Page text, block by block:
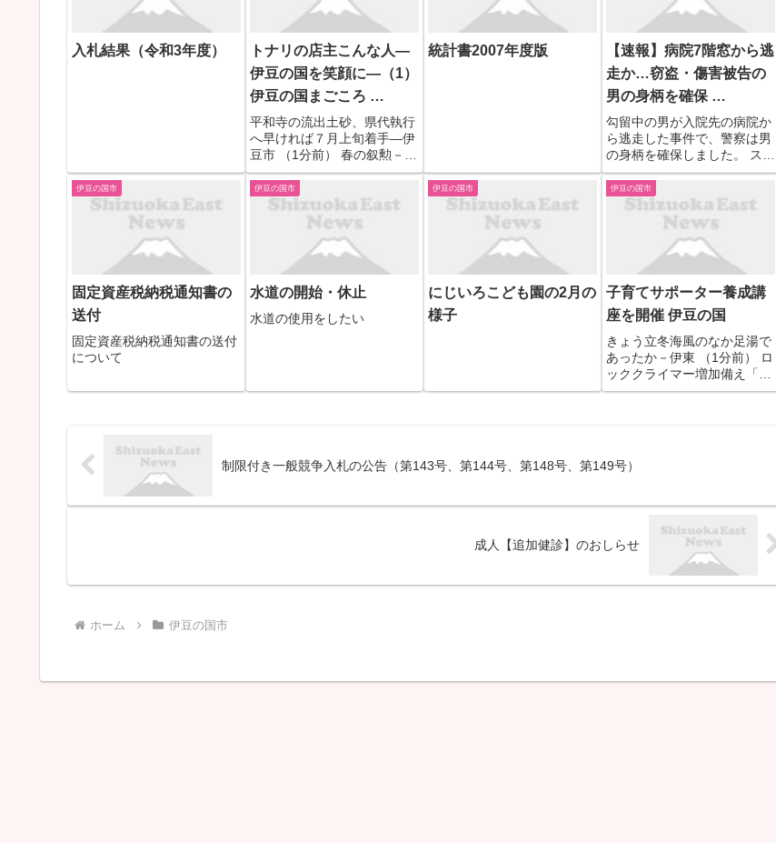
入札結果（令和3年度）
トナリの店主こんな人―
伊豆の国を笑顔に―（1）
伊豆の国まごころ …
平和寺の流出土砂、県代執行
へ早ければ７月上旬着手―伊
豆市 （1分前） 春の叙勲－喜
びの受章者 （1分前） 旬・人
＝災害備え 地域連携強化 下
田署長・平野泰弘（ひらの・
やすひろ）警視（５２） （1
分前） 会議で活動報告、情報
共有 対島地域ふる...
統計書2007年度版
【速報】病院7階窓から逃
走か…窃盗・傷害被告の
男の身柄を確保 …
勾留中の男が入院先の病院か
ら逃走した事件で、警察は男
の身柄を確保しました。 スー
パーで食品を盗み、警備員に
ケガをさせた常習累犯窃盗と
傷害の罪で9月に起訴されて
いた住居不定・無職の島田健
太郎 被告（54）は、12月5日
午前1時15分頃から午前...
伊豆の国市
固定資産税納税通知書の
送付
固定資産税納税通知書の送付
について
伊豆の国市
水道の開始・休止
水道の使用をしたい
伊豆の国市
にじいろこども園の2月の
様子
伊豆の国市
子育てサポーター養成講
座を開催 伊豆の国
きょう立冬海風のなか足湯で
あったか－伊東 （1分前） ロ
ッククライマー増加備え「犬
おとし」で崖下救助訓練 広域
まる （1分前...
制限付き一般競争入札の公告（第143号、第144号、第148号、第149号）
成人【追加健診】のおしらせ
ホーム 伊豆の国市